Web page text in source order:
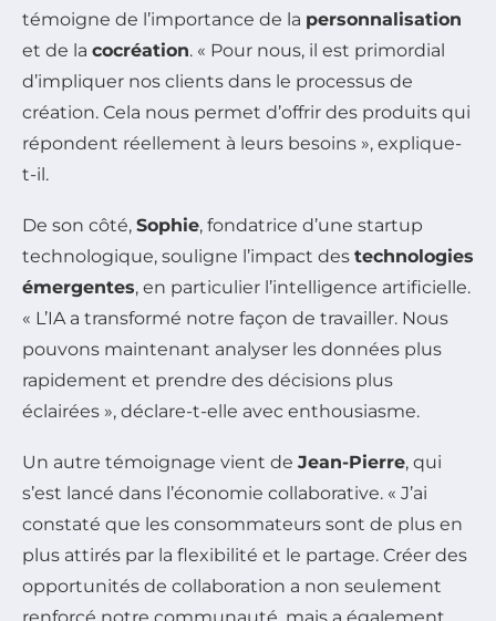
témoigne de l’importance de la personnalisation
et de la cocréation. « Pour nous, il est primordial
d’impliquer nos clients dans le processus de
création. Cela nous permet d’offrir des produits qui
répondent réellement à leurs besoins », explique-
t-il.
De son côté, Sophie, fondatrice d’une startup
technologique, souligne l’impact des technologies
émergentes, en particulier l’intelligence artificielle.
« L’IA a transformé notre façon de travailler. Nous
pouvons maintenant analyser les données plus
rapidement et prendre des décisions plus
éclairées », déclare-t-elle avec enthousiasme.
Un autre témoignage vient de Jean-Pierre, qui
s’est lancé dans l’économie collaborative. « J’ai
constaté que les consommateurs sont de plus en
plus attirés par la flexibilité et le partage. Créer des
opportunités de collaboration a non seulement